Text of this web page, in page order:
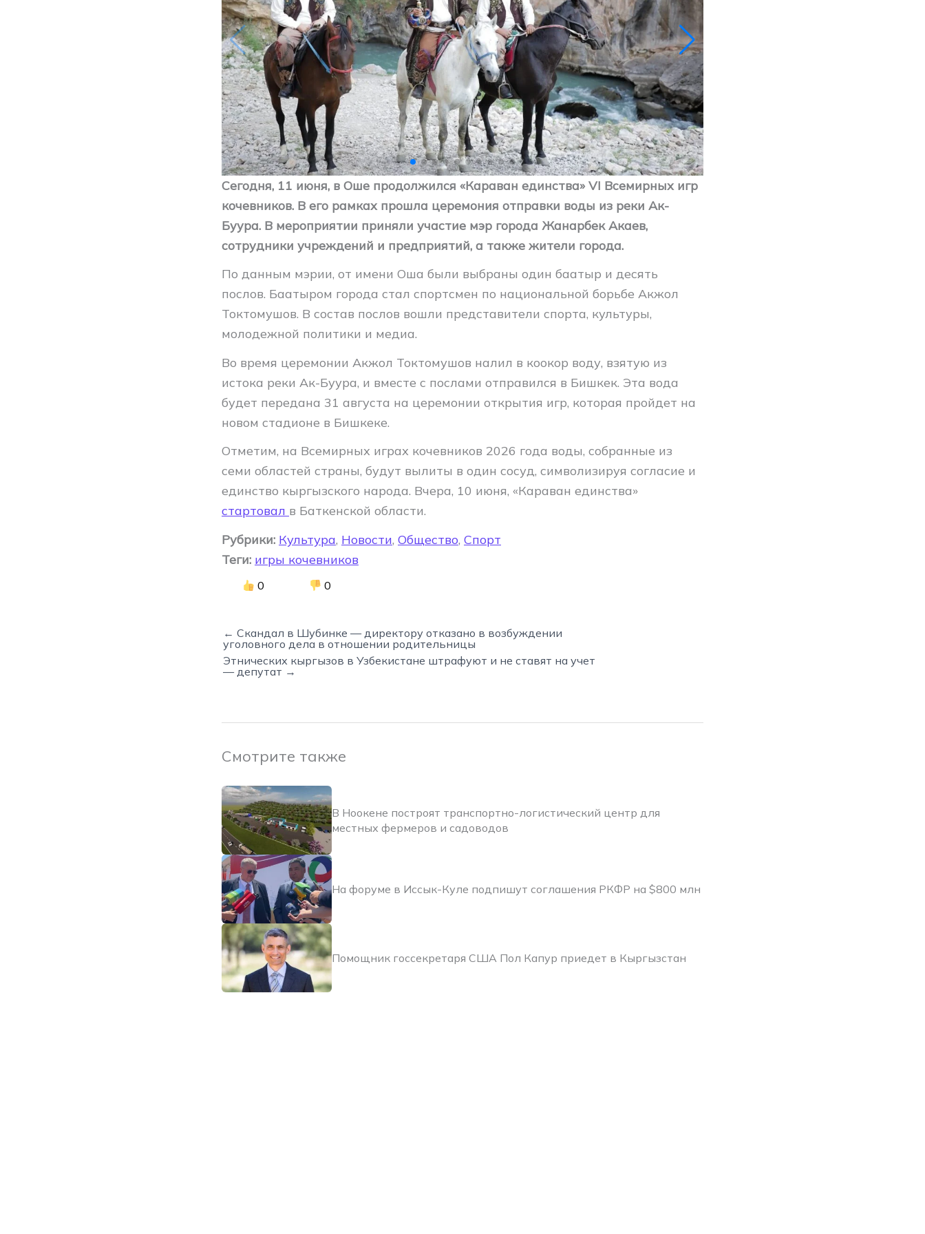
Сегодня, 11 июня, в Оше продолжился «Караван единства» VI Всемирных игр
кочевников. В его рамках прошла церемония отправки воды из реки Ак-
Буура. В мероприятии приняли участие мэр города Жанарбек Акаев,
сотрудники учреждений и предприятий, а также жители города.
По данным мэрии, от имени Оша были выбраны один баатыр и десять
послов. Баатыром города стал спортсмен по национальной борьбе Акжол
Токтомушов. В состав послов вошли представители спорта, культуры,
молодежной политики и медиа.
Во время церемонии Акжол Токтомушов налил в коокор воду, взятую из
истока реки Ак-Буура, и вместе с послами отправился в Бишкек. Эта вода
будет передана 31 августа на церемонии открытия игр, которая пройдет на
новом стадионе в Бишкеке.
Отметим, на Всемирных играх кочевников 2026 года воды, собранные из
семи областей страны, будут вылиты в один сосуд, символизируя согласие и
единство кыргызского народа. Вчера, 10 июня, «Караван единства»
стартовал в Баткенской области.
Рубрики: Культура, Новости, Общество, Спорт
Теги: игры кочевников
0 0
← Скандал в Шубинке — директору отказано в возбуждении
уголовного дела в отношении родительницы
Этнических кыргызов в Узбекистане штрафуют и не ставят на учет
— депутат →
Смотрите также
В Ноокене построят транспортно-логистический центр для
местных фермеров и садоводов
На форуме в Иссык-Куле подпишут соглашения РКФР на $800 млн
Помощник госсекретаря США Пол Капур приедет в Кыргызстан